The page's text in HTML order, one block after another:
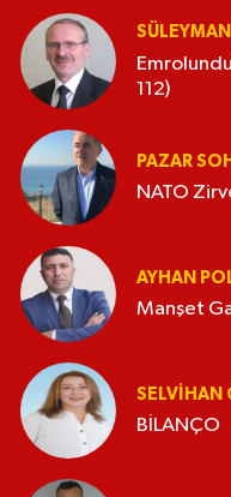
SÜLEYMAN
112)
PAZAR
NATO
AYHAN
Manşet
SELVIHAN
BİLANÇO